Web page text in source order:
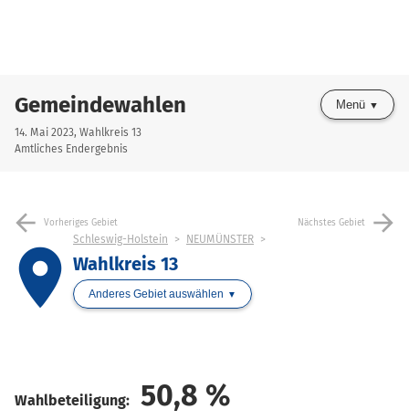
Gemeindewahlen
14. Mai 2023, Wahlkreis 13
Amtliches Endergebnis
Menü
arrow_back Vorheriges Gebiet Nächstes Gebiet arrow_forward
place
Schleswig-Holstein NEUMÜNSTER
Wahlkreis 13
Anderes Gebiet auswählen
Wahlbeteiligung: 50,8 %